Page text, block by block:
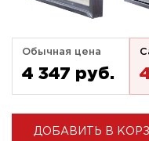
Обычная цена
4 347 pуб.
ДОБАВИТЬ В